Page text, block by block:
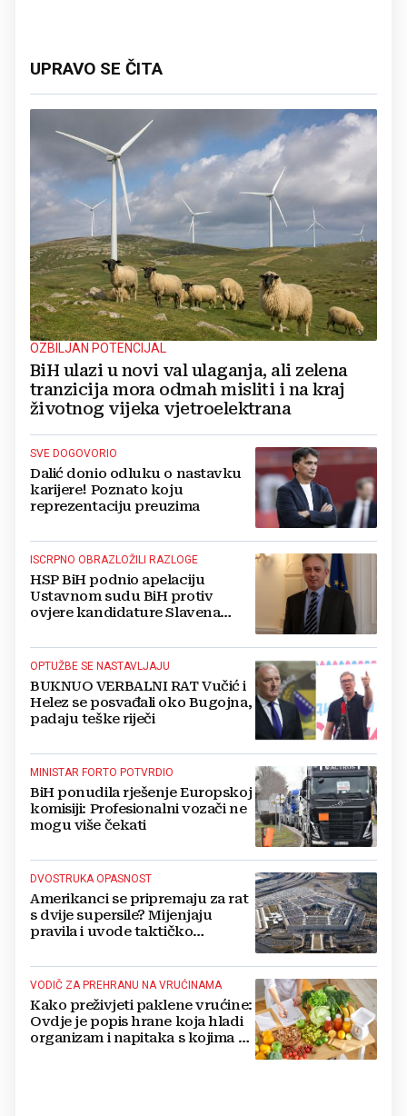
UPRAVO SE ČITA
OZBILJAN POTENCIJAL
BiH ulazi u novi val ulaganja, ali zelena
tranzicija mora odmah misliti i na kraj
životnog vijeka vjetroelektrana
SVE DOGOVORIO
Dalić donio odluku o nastavku
karijere! Poznato koju
reprezentaciju preuzima
ISCRPNO OBRAZLOŽILI RAZLOGE
HSP BiH podnio apelaciju
Ustavnom sudu BiH protiv
ovjere kandidature Slavena
OPTUŽBE SE NASTAVLJAJU
BUKNUO VERBALNI RAT Vučić i
Helez se posvađali oko Bugojna,
padaju teške riječi
MINISTAR FORTO POTVRDIO
BiH ponudila rješenje Europskoj
komisiji: Profesionalni vozači ne
mogu više čekati
DVOSTRUKA OPASNOST
Amerikanci se pripremaju za rat
s dvije supersile? Mijenjaju
pravila i uvode taktičko
VODIČ ZA PREHRANU NA VRUĆINAMA
Kako preživjeti paklene vrućine:
Ovdje je popis hrane koja hladi
organizam i napitaka s kojima si